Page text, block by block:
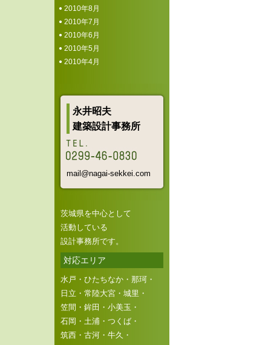
2010年8月
2010年7月
2010年6月
2010年5月
2010年4月
永井昭夫
建築設計事務所
mail@nagai-sekkei.com
茨城県を中心として
活動している
設計事務所です。
対応エリア
水戸・ひたちなか・那珂・
日立・常陸大宮・城里・
笠間・鉾田・小美玉・
石岡・土浦・つくば・
筑西・古河・牛久・